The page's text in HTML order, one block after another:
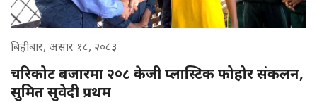
बिहीबार, असार १८, २०८३
चरिकोट बजारमा २०८ केजी प्लास्टिक फोहोर संकलन,
सुमित सुवेदी प्रथम